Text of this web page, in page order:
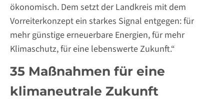
ökonomisch. Dem setzt der Landkreis mit dem
Vorreiterkonzept ein starkes Signal entgegen: für
mehr günstige erneuerbare Energien, für mehr
Klimaschutz, für eine lebenswerte Zukunft.“
35 Maßnahmen für eine
klimaneutrale Zukunft